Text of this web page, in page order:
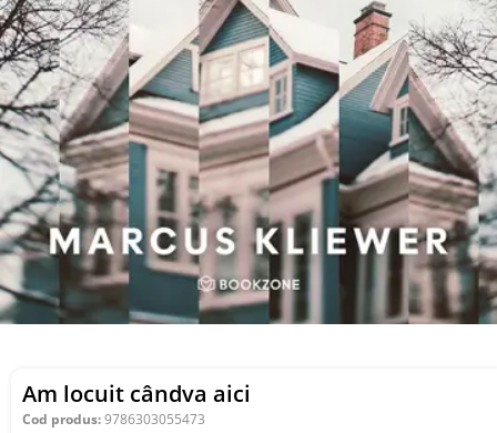
Am locuit cândva aici
Cod produs:9786303055473